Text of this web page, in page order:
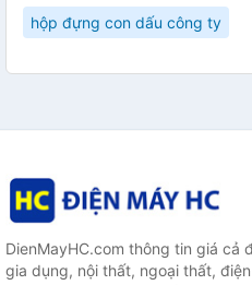
hộp đựng con dấu công ty
DienMayHC.com thông tin giá cả
gia dụng, nội thất, ngoại thất,